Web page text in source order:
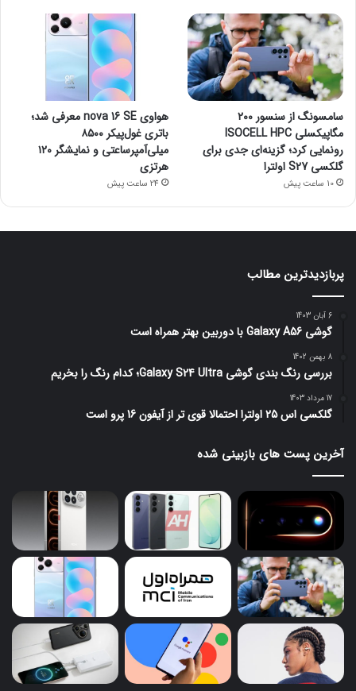
سامسونگ از سنسور ۲۰۰
مگاپیکسلی ISOCELL HPC
رونمایی کرد؛ گزینه‌ای جدی برای
گلکسی S27 اولترا
10 ساعت پیش
هواوی nova 16 SE معرفی شد؛
باتری غول‌پیکر ۸۵۰۰
میلی‌آمپرساعتی و نمایشگر ۱۲۰
هرتزی
24 ساعت پیش
پربازدیدترین مطالب
6 آبان 1403
گوشی Galaxy A56 با دوربین بهتر همراه است
8 بهمن 1402
بررسی رنگ بندی گوشی Galaxy S24 Ultra؛ کدام رنگ را بخریم
17 مرداد 1403
گلکسی اس 25 اولترا احتمالا قوی تر از آیفون 16 پرو است
آخرین پست های بازبینی شده